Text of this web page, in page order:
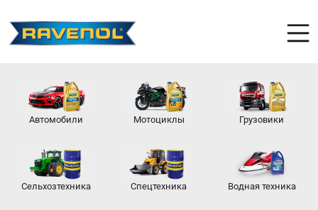
Автомобили Мотоциклы Грузовики
Сельхозтехника Спецтехника Водная техника